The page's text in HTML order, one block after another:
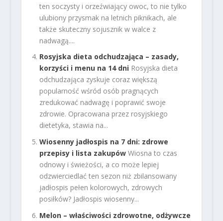
ten soczysty i orzeźwiający owoc, to nie tylko
ulubiony przysmak na letnich piknikach, ale
także skuteczny sojusznik w walce z
nadwagą....
Rosyjska dieta odchudzająca – zasady,
korzyści i menu na 14 dni Rosyjska dieta
odchudzająca zyskuje coraz większą
popularność wśród osób pragnących
zredukować nadwagę i poprawić swoje
zdrowie. Opracowana przez rosyjskiego
dietetyka, stawia na...
Wiosenny jadłospis na 7 dni: zdrowe
przepisy i lista zakupów Wiosna to czas
odnowy i świeżości, a co może lepiej
odzwierciedlać ten sezon niż zbilansowany
jadłospis pełen kolorowych, zdrowych
posiłków? Jadłospis wiosenny...
Melon – właściwości zdrowotne, odżywcze